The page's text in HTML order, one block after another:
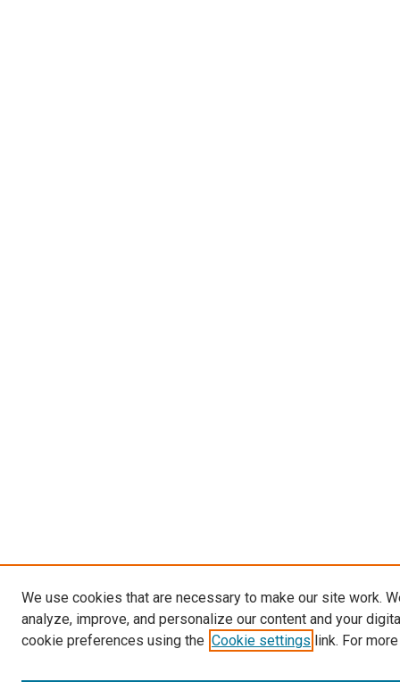
We use cookies that are necessary to make our site work.
analyze, improve, and personalize our content and your
cookie preferences using the Cookie settings link. For